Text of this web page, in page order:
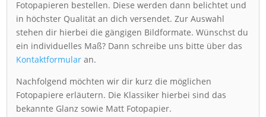
Fotopapieren bestellen. Diese werden dann belichtet und
in höchster Qualität an dich versendet. Zur Auswahl
stehen dir hierbei die gängigen Bildformate. Wünschst du
ein individuelles Maß? Dann schreibe uns bitte über das
Kontaktformular an.
Nachfolgend möchten wir dir kurz die möglichen
Fotopapiere erläutern. Die Klassiker hierbei sind das
bekannte Glanz sowie Matt Fotopapier.